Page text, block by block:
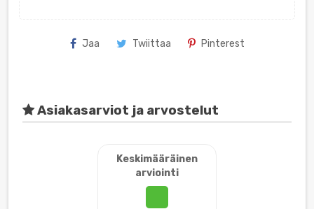
Jaa Twiittaa Pinterest
Asiakasarviot ja arvostelut
Keskimääräinen
arviointi